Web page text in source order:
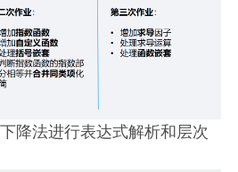
降法进行表达式解析和层次